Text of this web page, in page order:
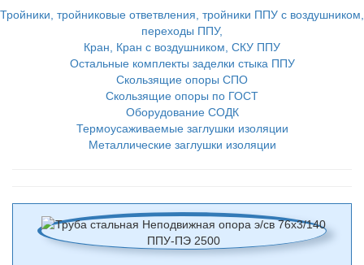
Тройники, тройниковые ответвления, тройники ППУ с воздушником,
переходы ППУ,
Кран, Кран с воздушником, СКУ ППУ
Остальные комплекты заделки стыка ППУ
Скользящие опоры СПО
Скользящие опоры по ГОСТ
Оборудование СОДК
Термоусаживаемые заглушки изоляции
Металлические заглушки изоляции